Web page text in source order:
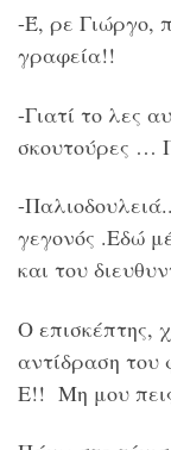
-Έ, ρε Γιώργο,
γραφεία!!
-Γιατί το λες
σκουτούρες …
-
γεγονός .Εδώ
και του
Ο επισκέπτης,
αντίδραση του
Ε!! Μη μου